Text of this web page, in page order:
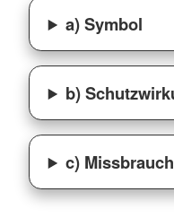
a) Symbol
b)
c) Missbrauch